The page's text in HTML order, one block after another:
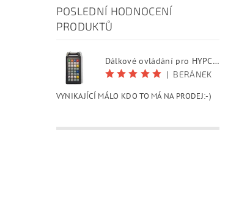
POSLEDNÍ HODNOCENÍ
PRODUKTŮ
Dálkové ovládání pro HYPCUT software
| BERÁNEK
VYNIKAJÍCÍ MÁLO KDO TO MÁ NA PRODEJ:-)